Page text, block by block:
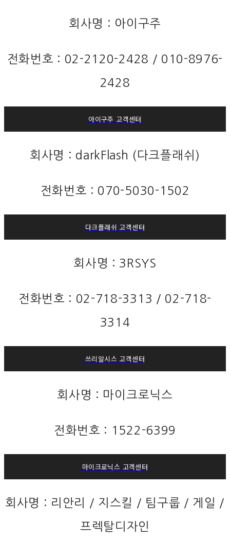
회사명 : 아이구주
전화번호 : 02-2120-2428 / 010-8976-
2428
아이구주 고객센터
회사명 : darkFlash (다크플래쉬)
전화번호 : 070-5030-1502
다크플래쉬 고객센터
회사명 : 3RSYS
전화번호 : 02-718-3313 / 02-718-
3314
쓰리알시스 고객센터
회사명 : 마이크로닉스
전화번호 : 1522-6399
마이크로닉스 고객센터
회사명 : 리안리 / 지스킬 / 팀구룹 / 게일 /
프렉탈디자인